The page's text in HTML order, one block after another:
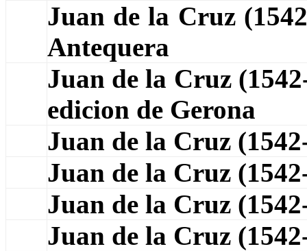
Juan de la Cruz
Antequera
Juan de la Cruz
edicion de Gerona
Juan de la Cruz
Juan de la Cruz
Juan de la Cruz
Juan de la Cruz